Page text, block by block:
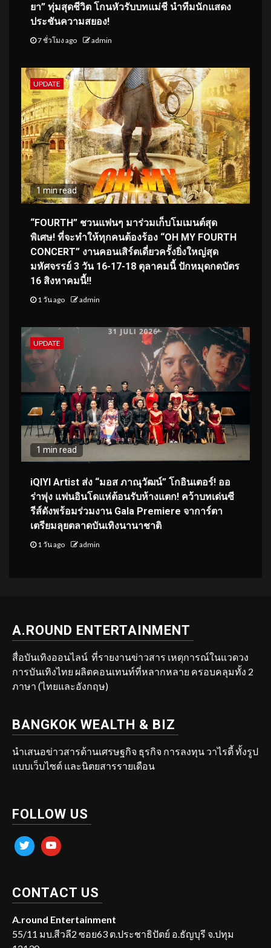
ยา” ทุ่มสุดชีวิต โกนหัวรับบทแม่ชี นำทีมนักแสดง
ประชันความสยอง!
7 ชั่วโมง ago admin
UPDATE
1 min read
“FOURTH” ชวนแฟนๆ มาร่วมเก็บโมเมนต์สุด
พิเศษ! ที่จะทำให้ทุกคนต้องร้อง “OH MY FOURTH
CONCERT” งานคอนเสิร์ตเดี่ยวครั้งยิ่งใหญ่สุด
มหัศจรรย์ 3 วัน 16-17-18 ตุลาคมนี้ ปักหมุดกดบัตร
16 สิงหาคมนี้!!
1 วัน ago admin
UPDATE
1 min read
iQIYI Artist ส่ง “มอส ภาณุวัฒน์” โกอินเตอร์! ออ
ร่าพุ่ง แฟนอินโดแห่ต้อนรับห้างแตก! คว้าบทเด่นซี
รีส์ดังพร้อมร่วมงาน Gala Premiere จาการ์ตา
เตรียมลุยตลาดบันเทิงนานาชาติ
1 วัน ago admin
A.ROUND ENTERTAINMENT
สื่อบันเทิงออนไลน์ ที่รายงานข่าวสาร เหตุการณ์ในแวดวง
การบันเทิงไทย ผลิตคอนเทนท์ที่หลากหลาย ครอบคลุมทั้ง 2
ภาษา (ไทยและอังกฤษ)
BANGKOK WEALTH & BIZ
นำเสนอข่าวสารด้านเศรษฐกิจ ธุรกิจ การลงทุน วาไรตี้ ทั้งรูป
แบบเว็บไซต์ และนิตยสารรายเดือน
FOLLOW US
twitter youtube
CONTACT US
A.round Entertainment
55/11 มบ.สีวลี2 ซอย63 ต.ประชาธิปัตย์ อ.ธัญบุรี จ.ปทุม